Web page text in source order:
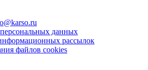
данных
рассылок
файлов cookies